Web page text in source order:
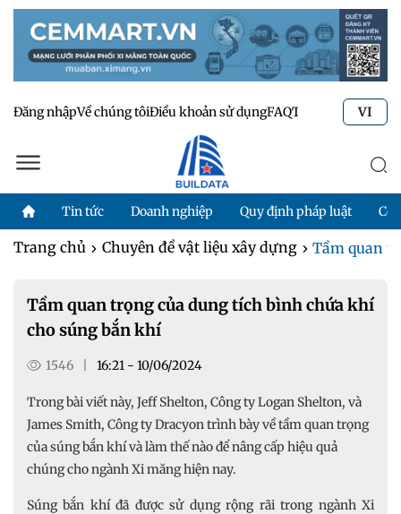
Đăng nhậpVề chúng tôiĐiều khoản sử dụngFAQTư vấn kỹ thuật
VI
Tin tức Doanh nghiệp Quy định pháp luật
Trang chủ Chuyên đề vật liệu xây dựng Tầm quan
Tầm quan trọng của dung tích bình chứa khí
cho súng bắn khí
1546 16:21 - 10/06/2024
Trong bài viết này, Jeff Shelton, Công ty Logan Shelton, và
James Smith, Công ty Dracyon trình bày về tầm quan trọng
của súng bắn khí và làm thế nào để nâng cấp hiệu quả
chúng cho ngành Xi măng hiện nay.
Súng bắn khí đã được sử dụng rộng rãi trong ngành Xi